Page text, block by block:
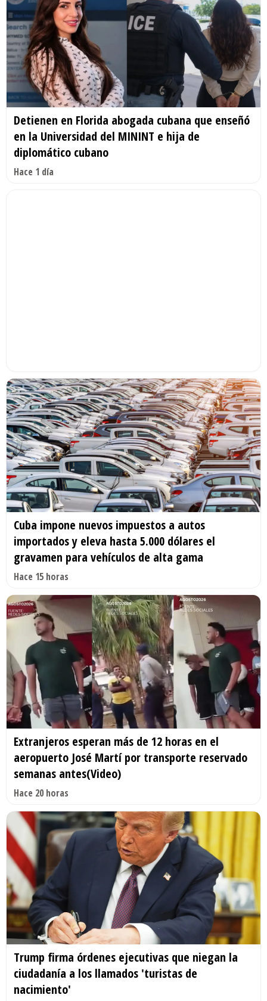
Detienen en Florida abogada cubana que enseñó
en la Universidad del MININT e hija de
diplomático cubano
Hace 1 día
Cuba impone nuevos impuestos a autos
importados y eleva hasta 5.000 dólares el
gravamen para vehículos de alta gama
Hace 15 horas
Extranjeros esperan más de 12 horas en el
aeropuerto José Martí por transporte reservado
semanas antes(Video)
Hace 20 horas
Trump firma órdenes ejecutivas que niegan la
ciudadanía a los llamados 'turistas de
nacimiento'